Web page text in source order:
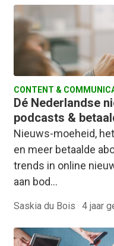
CONTENT &
Dé Nederlandse
podcasts &
Nieuws-moeheid,
en meer betaalde
trends in online
aan bod…
Saskia du Bois · 4 jaar